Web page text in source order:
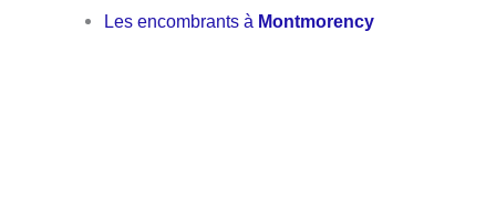
Les encombrants à Montmorency